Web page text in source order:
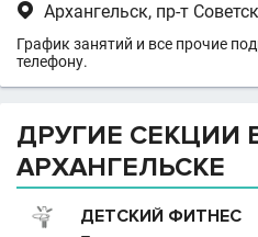
 Архангельск, пр-т
График занятий и все прочие
телефону.
ДРУГИЕ СЕКЦИИ
АРХАНГЕЛЬСКЕ
ДЕТСКИЙ ФИТНЕС